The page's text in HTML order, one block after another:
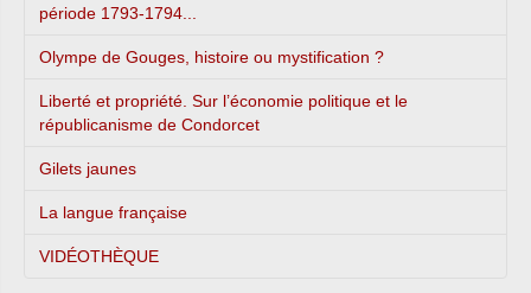
période 1793-1794...
Olympe de Gouges, histoire ou mystification ?
Liberté et propriété. Sur l’économie politique et le
républicanisme de Condorcet
Gilets jaunes
La langue française
VIDÉOTHÈQUE